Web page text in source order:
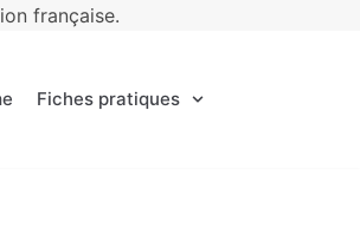
française.
Fiches pratiques